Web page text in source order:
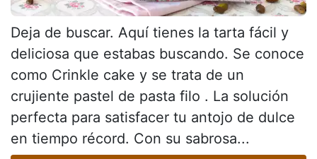
Deja de buscar. Aquí tienes la tarta fácil y
deliciosa que estabas buscando. Se conoce
como Crinkle cake y se trata de un
crujiente pastel de pasta filo . La solución
perfecta para satisfacer tu antojo de dulce
en tiempo récord. Con su sabrosa...